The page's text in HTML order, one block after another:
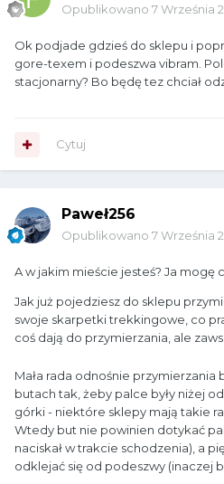
Opublikowano 7 Września
Ok podjade gdzieś do sklepu i
gore-texem i podeszwa vibram.
stacjonarny? Bo będę tez chciał
Cytuj
Paweł256
Opublikowano 7 Września
A w jakim mieście jesteś? Ja mogę
Jak już pojedziesz do sklepu
swoje skarpetki trekkingowe, co
coś dają do przymierzania, ale
Mała rada odnośnie
butach tak, żeby palce były niżej
górki - niektóre sklepy mają takie
Wtedy but nie powinien dotykać
naciskał w trakcie schodzenia), a
odklejać się od podeszwy (inaczej